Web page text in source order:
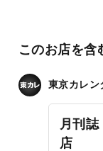
このお店を含
東京カレン
月刊
店